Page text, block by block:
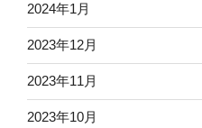
2024年1月
2023年12月
2023年11月
2023年10月